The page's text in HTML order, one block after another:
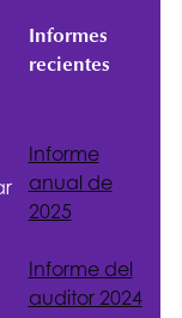
Informes
recientes
Informe
anual de
2025
Informe del
auditor 2024